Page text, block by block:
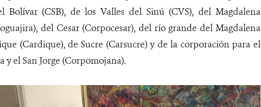
(CSB), de los Valles del Sinú (CVS), del Magdalena
del Cesar (Corpocesar), del río grande del Magdalena
(Cardique), de Sucre (Carsucre) y de la corporación para el
el San Jorge (Corpomojana).